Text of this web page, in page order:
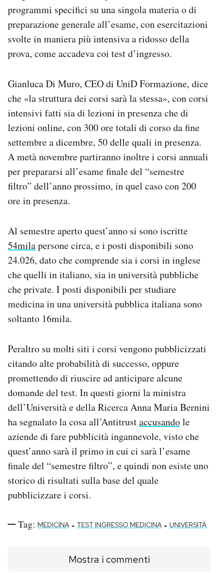
programmi specifici su una singola materia o di
preparazione generale all’esame, con esercitazioni
svolte in maniera più intensiva a ridosso della
prova, come accadeva coi test d’ingresso.
Gianluca Di Muro, CEO di UniD Formazione, dice
che «la struttura dei corsi sarà la stessa», con corsi
intensivi fatti sia di lezioni in presenza che di
lezioni online, con 300 ore totali di corso da fine
settembre a dicembre, 50 delle quali in presenza.
A metà novembre partiranno inoltre i corsi annuali
per prepararsi all’esame finale del “semestre
filtro” dell’anno prossimo, in quel caso con 200
ore in presenza.
Al semestre aperto quest’anno si sono iscritte
54milapersone circa, e i posti disponibili sono
24.026, dato che comprende sia i corsi in inglese
che quelli in italiano, sia in università pubbliche
che private. I posti disponibili per studiare
medicina in una università pubblica italiana sono
soltanto 16mila.
Peraltro su molti siti i corsi vengono pubblicizzati
citando alte probabilità di successo, oppure
promettendo di riuscire ad anticipare alcune
domande del test. In questi giorni la ministra
dell’Università e della Ricerca Anna Maria Bernini
ha segnalato la cosa all’Antitrustaccusandole
aziende di fare pubblicità ingannevole, visto che
quest’anno sarà il primo in cui ci sarà l’esame
finale del “semestre filtro”, e quindi non esiste uno
storico di risultati sulla base del quale
pubblicizzare i corsi.
Tag: MEDICINA - TEST INGRESSO MEDICINA - UNIVERSITÀ
Mostra i commenti